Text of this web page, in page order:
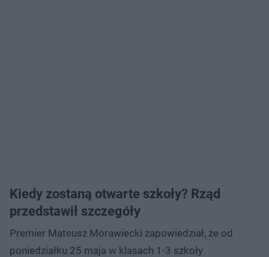
Kiedy zostaną otwarte szkoły? Rząd
przedstawił szczegóły
Premier Mateusz Morawiecki zapowiedział, że od
poniedziałku 25 maja w klasach 1-3 szkoły